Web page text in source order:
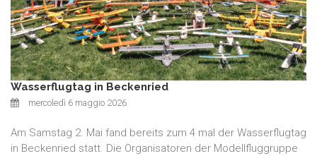
Wasserflugtag in Beckenried
mercoledì 6 maggio 2026
Am Samstag 2. Mai fand bereits zum 4 mal der Wasserflugtag
in Beckenried statt. Die Organisatoren der Modellfluggruppe